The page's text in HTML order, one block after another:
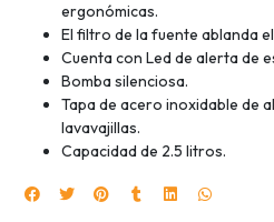
ergonómicas.
El filtro de la fuente ablanda
Cuenta con Led de alerta de
Bomba silenciosa.
Tapa de acero inoxidable de
lavavajillas.
Capacidad de 2.5 litros.